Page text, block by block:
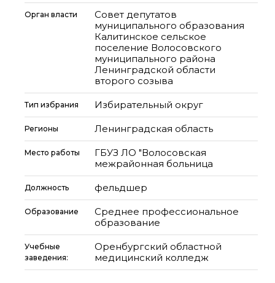
Орган власти
Совет депутатов
муниципального образования
Калитинское сельское
поселение Волосовского
муниципального района
Ленинградской области
второго созыва
Тип избрания Избирательный округ
Регионы Ленинградская область
Место работы
ГБУЗ ЛО "Волосовская
межрайонная больница
Должность фельдшер
Образование
Среднее профессиональное
образование
Учебные
заведения:
Оренбургский областной
медицинский колледж